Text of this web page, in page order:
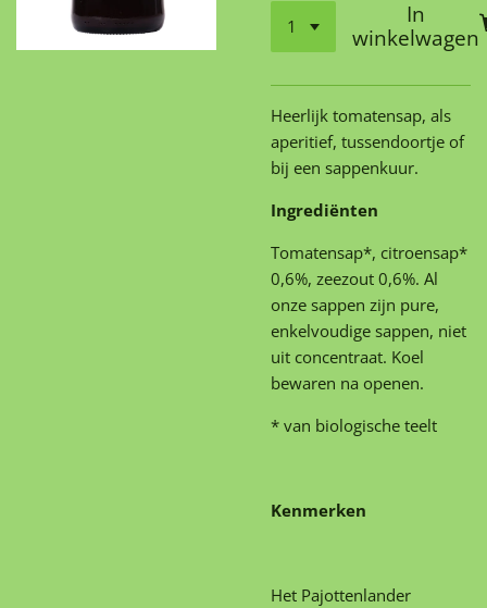
In
winkelwagen
Heerlijk tomatensap, als
aperitief, tussendoortje of
bij een sappenkuur.
Ingrediënten
Tomatensap*, citroensap*
0,6%, zeezout 0,6%. Al
onze sappen zijn pure,
enkelvoudige sappen, niet
uit concentraat. Koel
bewaren na openen.
* van biologische teelt
Kenmerken
Het Pajottenlander